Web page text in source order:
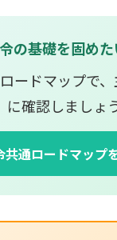
の基礎を固め
ードマップで
に確認しましょ
共通ロードマップ